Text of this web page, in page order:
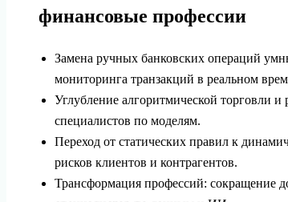
финансовые профессии
Замена ручных банковских операций
мониторинга транзакций в реальном
Углубление алгоритмической торговли
специалистов по моделям.
Переход от статических правил к
рисков клиентов и контрагентов.
Трансформация профессий: сокращение